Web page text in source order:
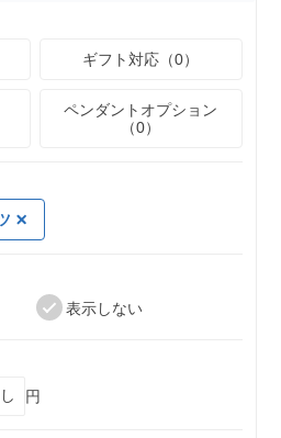
ギフト対応（0）
ペンダントオプション
（0）
表示しない
円